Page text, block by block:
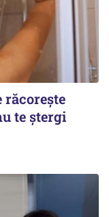
răcorește
te ștergi